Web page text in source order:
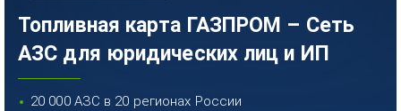
Топливная карта ГАЗПРОМ – Сеть
АЗС для юридических лиц и ИП
20 000 АЗС в 20 регионах России